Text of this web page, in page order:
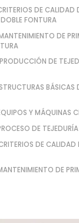
DE CALIDAD
FONTURA
DE
DE
BÁSICAS
Y MÁQUINAS
DE
DE CALIDAD
DE